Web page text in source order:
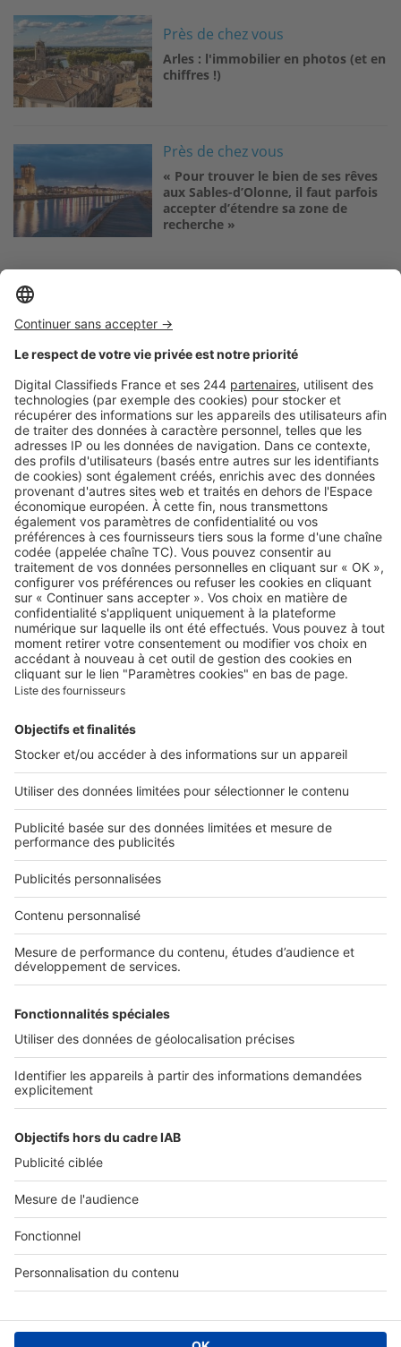
Image
Près de chez vous
Arles : l'immobilier en photos (et en
chiffres !)
Image Près de chez vous
« Pour trouver le bien de ses rêves
aux Sables-d’Olonne, il faut parfois
accepter d’étendre sa zone de
recherche »
Logic-Immo c’est aussi …
Retrouvez-nous sur …
A propos
Qui sommes-nous ?
Contacter le service client
Nous rejoindre
Presse
Nos applications
Découvrez nos applications
Services pro
Accès client
Informations légales
Politique Générale de Protection des Données
Charte éditeur
Paramétrer mes cookies
Digital Classifieds France SAS © 2024 - all rights